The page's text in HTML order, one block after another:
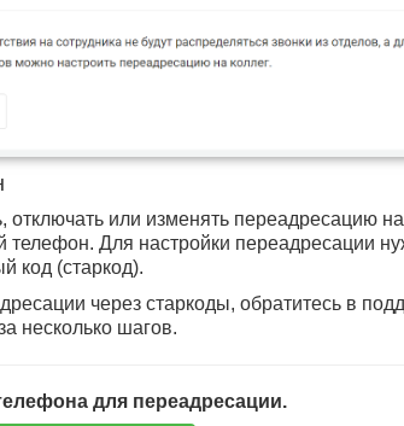
отключать или изменять переадресацию
телефон. Для настройки переадресации
код (старкод).
через старкоды, обратитесь в
несколько шагов.
для переадресации.